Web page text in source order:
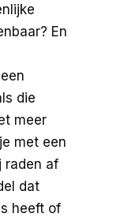
En
die
meer
met een
raden af
dat
heeft of